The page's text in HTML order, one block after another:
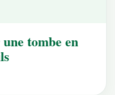
tombe en